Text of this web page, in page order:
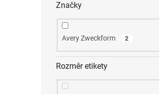
Značky
Avery Zweckform 2
Rozměr etikety